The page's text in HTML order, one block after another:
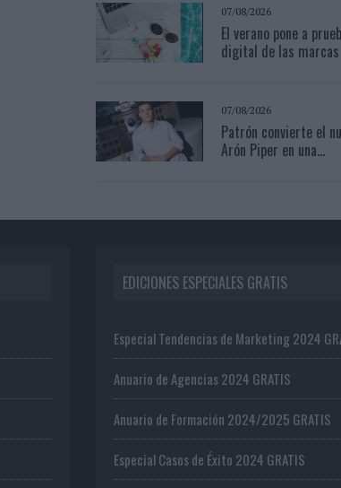
07/08/2026
El verano pone a
digital de las marcas
07/08/2026
Patrón convierte el
Arón Piper en una...
EDICIONES ESPECIALES GRATIS
Especial Tendencias de Marketing 2024
Anuario de Agencias 2024 GRATIS
Anuario de Formación 2024/2025 GRATIS
Especial Casos de Éxito 2024 GRATIS